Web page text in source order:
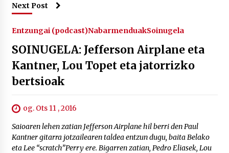
Next Post
Entzungai (podcast)NabarmenduakSoinugela
SOINUGELA: Jefferson Airplane eta
Kantner, Lou Topet eta jatorrizko
bertsioak
og. Ots 11 , 2016
Saioaren lehen zatian Jefferson Airplane hil berri den Paul
Kantner gitarra jotzailearen taldea entzun dugu, baita Belako
eta Lee “scratch”Perry ere. Bigarren zatian, Pedro Eliasek, Lou